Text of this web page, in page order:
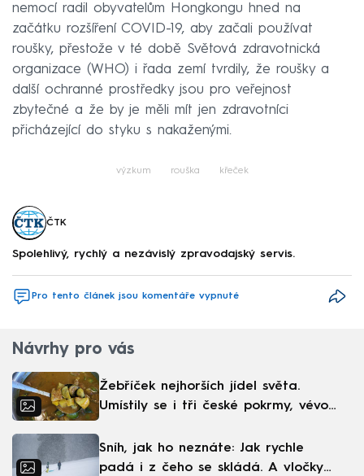
nemocí radil obyvatelům Hongkongu hned na
začátku rozšíření COVID-19, aby začali používat
roušky, přestože v té době Světová zdravotnická
organizace (WHO) i řada zemí tvrdily, že roušky a
další ochranné prostředky jsou pro veřejnost
zbytečné a že by je měli mít jen zdravotníci
přicházející do styku s nakaženými.
výzkum rouška křeček
ČTK
Spolehlivý, rychlý a nezávislý zpravodajský servis.
Pro tento článek jsou komentáře vypnuté
Návrhy pro vás
Žebříček nejhorších jídel světa.
Umístily se i tři české pokrmy, vévodí
Sníh, jak ho neznáte: Jak rychle
padá i z čeho se skládá. A vločky